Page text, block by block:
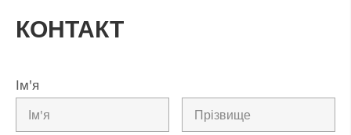
КОНТАКТ
Ім'я